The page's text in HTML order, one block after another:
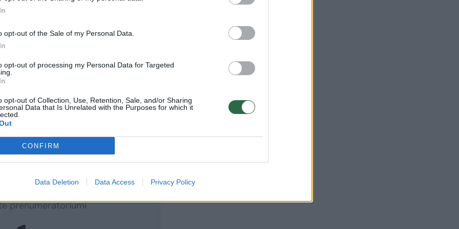
opt-out of the Sale of my Personal Data.
opt-out of processing my Personal Data for Targeted
opt-out of Collection, Use, Retention, Sale, and/or Sharing
Data that Is Unrelated with the Purposes for which it
CONFIRM
Data Deletion Data Access Privacy Policy
pagrindais.
V.Benkunską verčia artėjantys 2027
pažadėjo, kad, jo
neliks.
skaityti
toliau?
prenumeratoriumi